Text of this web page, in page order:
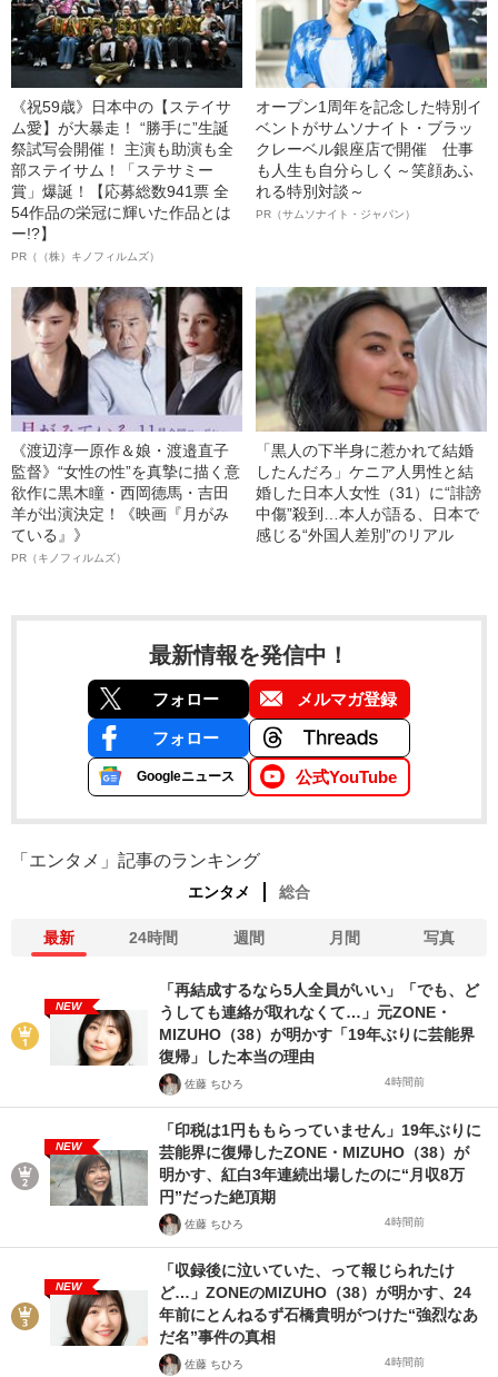
《祝59歳》日本中の【ステイサ
ム愛】が大暴走！ “勝手に”生誕
祭試写会開催！ 主演も助演も全
部ステイサム！「ステサミー
賞」爆誕！【応募総数941票 全
54作品の栄冠に輝いた作品とは
ー!?】
PR（（株）キノフィルムズ）
オープン1周年を記念した特別イ
ベントがサムソナイト・ブラッ
クレーベル銀座店で開催 仕事
も人生も自分らしく～笑顔あふ
れる特別対談～
PR（サムソナイト・ジャパン）
《渡辺淳一原作＆娘・渡邉直子
監督》“女性の性”を真摯に描く意
欲作に黒木瞳・西岡德馬・吉田
羊が出演決定！《映画『月がみ
ている』》
PR（キノフィルムズ）
「黒人の下半身に惹かれて結婚
したんだろ」ケニア人男性と結
婚した日本人女性（31）に“誹謗
中傷”殺到…本人が語る、日本で
感じる“外国人差別”のリアル
最新情報を発信中！
フォロー メルマガ登録
フォロー
Googleニュース 公式YouTube
「エンタメ」記事のランキング
エンタメ 総合
最新 24時間 週間 月間 写真
NEW
「再結成するなら5人全員がいい」「でも、ど
うしても連絡が取れなくて…」元ZONE・
MIZUHO（38）が明かす「19年ぶりに芸能界
復帰」した本当の理由
佐藤 ちひろ 4時間前
NEW
「印税は1円ももらっていません」19年ぶりに
芸能界に復帰したZONE・MIZUHO（38）が
明かす、紅白3年連続出場したのに“月収8万
円”だった絶頂期
佐藤 ちひろ 4時間前
NEW
「収録後に泣いていた、って報じられたけ
ど…」ZONEのMIZUHO（38）が明かす、24
年前にとんねるず石橋貴明がつけた“強烈なあ
だ名”事件の真相
佐藤 ちひろ 4時間前